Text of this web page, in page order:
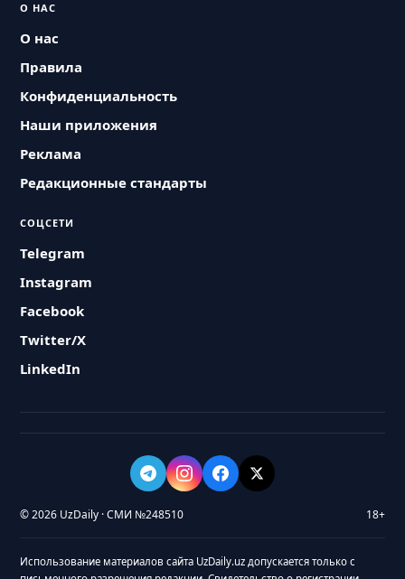
О НАС
О нас
Правила
Конфиденциальность
Наши приложения
Реклама
Редакционные стандарты
СОЦСЕТИ
Telegram
Instagram
Facebook
Twitter/X
LinkedIn
© 2026 UzDaily · СМИ №248510 18+
Использование материалов сайта UzDaily.uz допускается только с